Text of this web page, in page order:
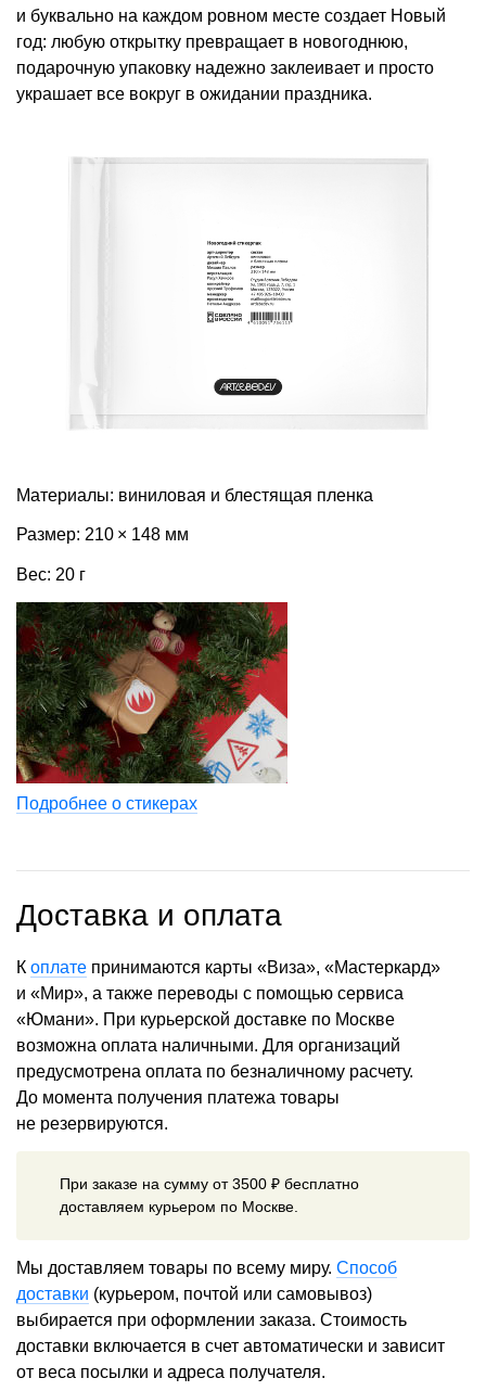
и буквально на каждом ровном месте создает Новый
год: любую открытку превращает в новогоднюю,
подарочную упаковку надежно заклеивает и просто
украшает все вокруг в ожидании праздника.
Материалы: виниловая и блестящая пленка
Размер: 210 × 148 мм
Вес: 20 г
Подробнее о стикерах
Доставка и оплата
К оплате принимаются карты «Виза», «Мастеркард»
и «Мир», а также переводы с помощью сервиса
«Юмани». При курьерской доставке по Москве
возможна оплата наличными. Для организаций
предусмотрена оплата по безналичному расчету.
До момента получения платежа товары
не резервируются.
При заказе на сумму от 3500 ₽ бесплатно
доставляем курьером по Москве.
Мы доставляем товары по всему миру. Способ
доставки (курьером, почтой или самовывоз)
выбирается при оформлении заказа. Стоимость
доставки включается в счет автоматически и зависит
от веса посылки и адреса получателя.